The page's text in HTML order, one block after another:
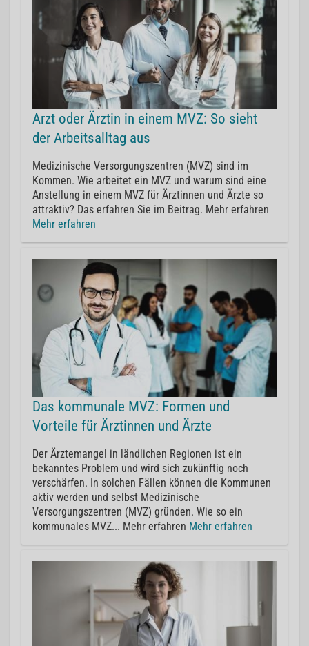
Arzt oder Ärztin in einem MVZ: So sieht
der Arbeitsalltag aus
Medizinische Versorgungszentren (MVZ) sind im
Kommen. Wie arbeitet ein MVZ und warum sind eine
Anstellung in einem MVZ für Ärztinnen und Ärzte so
attraktiv? Das erfahren Sie im Beitrag. Mehr erfahren
Mehr erfahren
Das kommunale MVZ: Formen und
Vorteile für Ärztinnen und Ärzte
Der Ärztemangel in ländlichen Regionen ist ein
bekanntes Problem und wird sich zukünftig noch
verschärfen. In solchen Fällen können die Kommunen
aktiv werden und selbst Medizinische
Versorgungszentren (MVZ) gründen. Wie so ein
kommunales MVZ... Mehr erfahren Mehr erfahren